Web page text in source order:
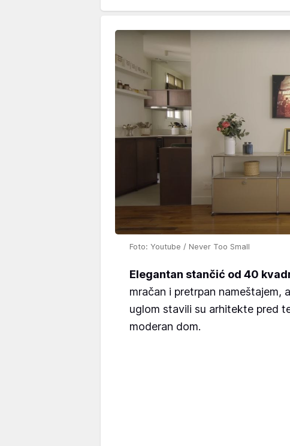
Foto: Youtube / Never Too Small
Elegantan stančić od 40
mračan i pretrpan nameštajem,
uglom stavili su arhitekte pred
moderan dom.